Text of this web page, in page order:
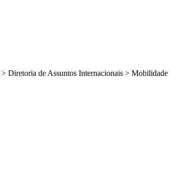
> Diretoria de Assuntos Internacionais > Mobilidade